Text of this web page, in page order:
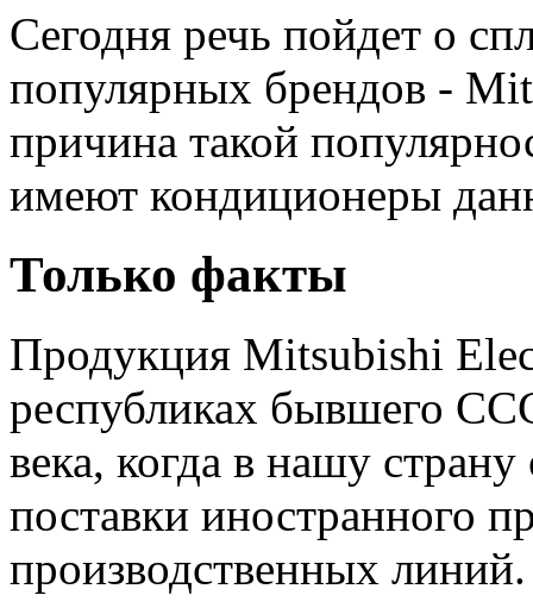
Сегодня речь пойдет о
популярных брендов -
причина такой
имеют кондиционеры
Только факты
Продукция Mitsubishi
республиках бывшего
века, когда в нашу
поставки иностранного
производственных линий.